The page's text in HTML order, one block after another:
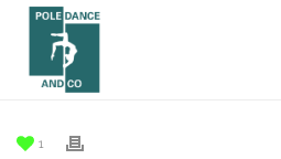
1